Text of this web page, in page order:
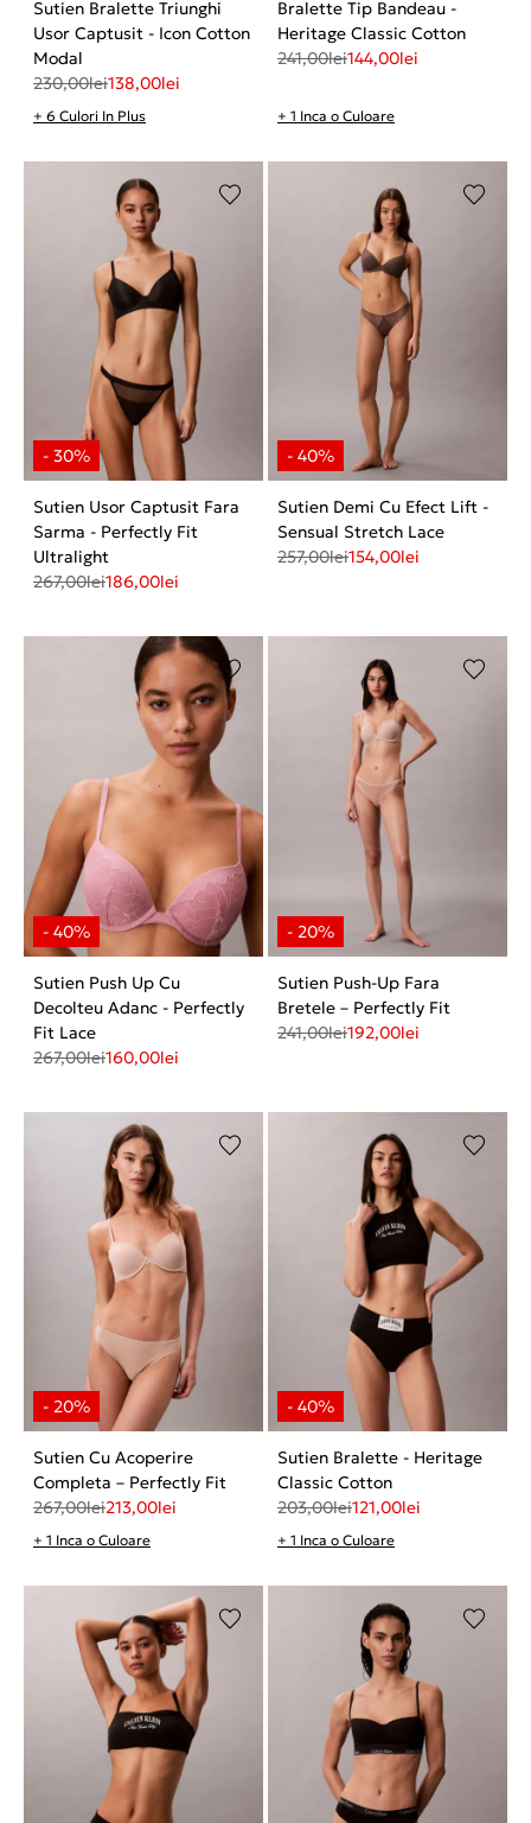
Sutien Bralette Triunghi
Usor Captusit - Icon Cotton
Modal
230,00lei138,00lei
+ 6 Culori In Plus
Bralette Tip Bandeau -
Heritage Classic Cotton
241,00lei144,00lei
+ 1 Inca o Culoare
Sutien Usor Captusit Fara
Sarma - Perfectly Fit
Ultralight
267,00lei186,00lei
Sutien Demi Cu Efect Lift -
Sensual Stretch Lace
257,00lei154,00lei
Sutien Push Up Cu
Decolteu Adanc - Perfectly
Fit Lace
267,00lei160,00lei
Sutien Push-Up Fara
Bretele – Perfectly Fit
241,00lei192,00lei
Sutien Cu Acoperire
Completa – Perfectly Fit
267,00lei213,00lei
+ 1 Inca o Culoare
Sutien Bralette - Heritage
Classic Cotton
203,00lei121,00lei
+ 1 Inca o Culoare